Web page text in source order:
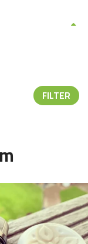
FILTER